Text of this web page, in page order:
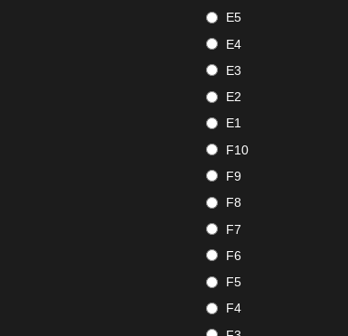
E5
E4
E3
E2
E1
F10
F9
F8
F7
F6
F5
F4